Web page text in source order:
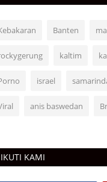
Banten
kaltim
israel
anis baswedan
IKUTI KAMI